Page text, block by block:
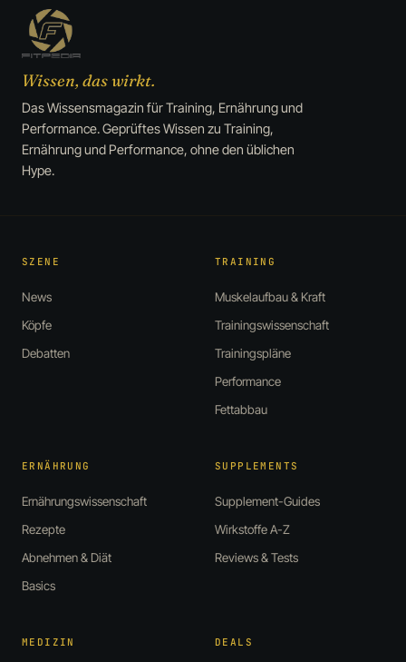
Wissen, das wirkt.
Das Wissensmagazin für Training, Ernährung und
Performance. Geprüftes Wissen zu Training,
Ernährung und Performance, ohne den üblichen
Hype.
SZENE
News
Köpfe
Debatten
TRAINING
Muskelaufbau & Kraft
Trainingswissenschaft
Trainingspläne
Performance
Fettabbau
ERNÄHRUNG
Ernährungswissenschaft
Rezepte
Abnehmen & Diät
Basics
SUPPLEMENTS
Supplement-Guides
Wirkstoffe A-Z
Reviews & Tests
MEDIZIN DEALS